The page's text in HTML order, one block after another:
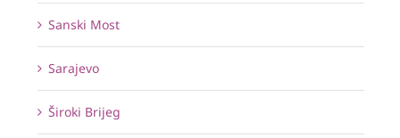
Sanski Most
Sarajevo
Široki Brijeg